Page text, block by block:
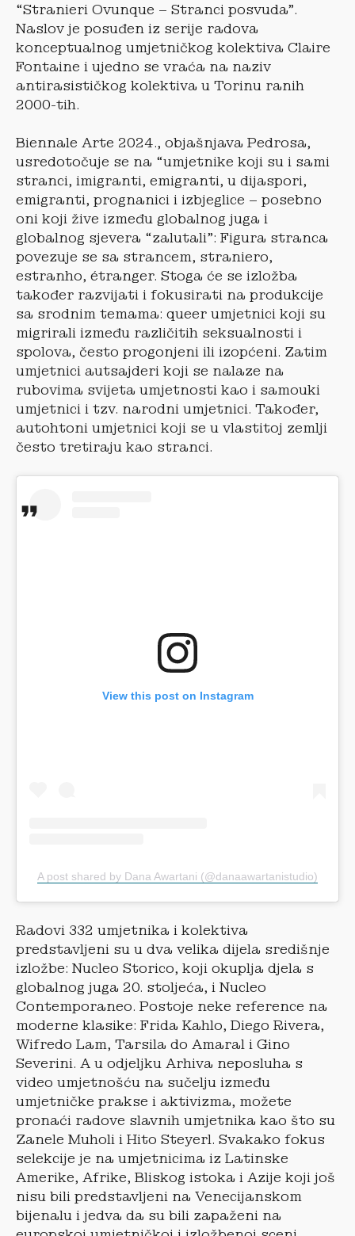
“Stranieri Ovunque – Stranci posvuda”.
Naslov je posuđen iz serije radova
konceptualnog umjetničkog kolektiva Claire
Fontaine i ujedno se vraća na naziv
antirasističkog kolektiva u Torinu ranih
2000-tih.
Biennale Arte 2024., objašnjava Pedrosa,
usredotočuje se na “umjetnike koji su i sami
stranci, imigranti, emigranti, u dijaspori,
emigranti, prognanici i izbjeglice – posebno
oni koji žive između globalnog juga i
globalnog sjevera “zalutali”: Figura stranca
povezuje se sa strancem, straniero,
estranho, étranger. Stoga će se izložba
također razvijati i fokusirati na produkcije
sa srodnim temama: queer umjetnici koji su
migrirali između različitih seksualnosti i
spolova, često progonjeni ili izopćeni. Zatim
umjetnici autsajderi koji se nalaze na
rubovima svijeta umjetnosti kao i samouki
umjetnici i tzv. narodni umjetnici. Također,
autohtoni umjetnici koji se u vlastitoj zemlji
često tretiraju kao stranci.
View this post on Instagram
A post shared by Dana Awartani (@danaawartanistudio)
Radovi 332 umjetnika i kolektiva
predstavljeni su u dva velika dijela središnje
izložbe: Nucleo Storico, koji okuplja djela s
globalnog juga 20. stoljeća, i Nucleo
Contemporaneo. Postoje neke reference na
moderne klasike: Frida Kahlo, Diego Rivera,
Wifredo Lam, Tarsila do Amaral i Gino
Severini. A u odjeljku Arhiva neposluha s
video umjetnošću na sučelju između
umjetničke prakse i aktivizma, možete
pronaći radove slavnih umjetnika kao što su
Zanele Muholi i Hito Steyerl. Svakako fokus
selekcije je na umjetnicima iz Latinske
Amerike, Afrike, Bliskog istoka i Azije koji još
nisu bili predstavljeni na Venecijanskom
bijenalu i jedva da su bili zapaženi na